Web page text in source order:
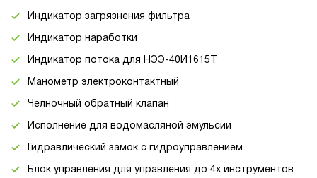
Индикатор загрязнения фильтра
Индикатор наработки
Индикатор потока для НЭЭ-40И1615Т
Манометр электроконтактный
Челночный обратный клапан
Исполнение для водомасляной эмульсии
Гидравлический замок с гидроуправлением
Блок управления для управления до 4х инструментов